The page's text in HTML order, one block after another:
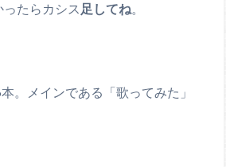
ったらカシス 足してね
。メインである「歌ってみた」